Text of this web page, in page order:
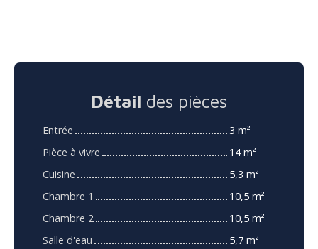
Détail des pièces
Entrée
3 m²
Pièce à vivre
14 m²
Cuisine
5,3 m²
Chambre 1
10,5 m²
Chambre 2
10,5 m²
Salle d'eau
5,7 m²